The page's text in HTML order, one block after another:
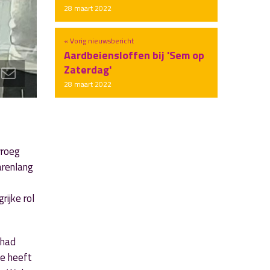
« Vorig nieuwsbericht
Aardbeiensloffen bij 'Sem op
Zaterdag'
28 maart 2022
28 maart 2022
rol
heeft